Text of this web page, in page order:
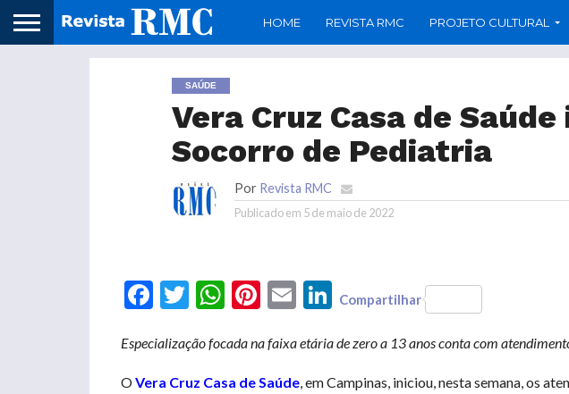
HOME REVISTA RMC PROJETO CULTURAL
SAÚDE
Vera Cruz Casa de
Socorro de Pediatria
Por Revista RMC
Publicado em 5 de maio de 2022
FacebookTwitterWhatsAppPinterest
Email LinkedIn
Compartilhar
Especialização focada na faixa etária de zeroa 13 anos conta com
OVera Cruz Casa de Saúde, em Campinas, iniciou, nesta semana, os